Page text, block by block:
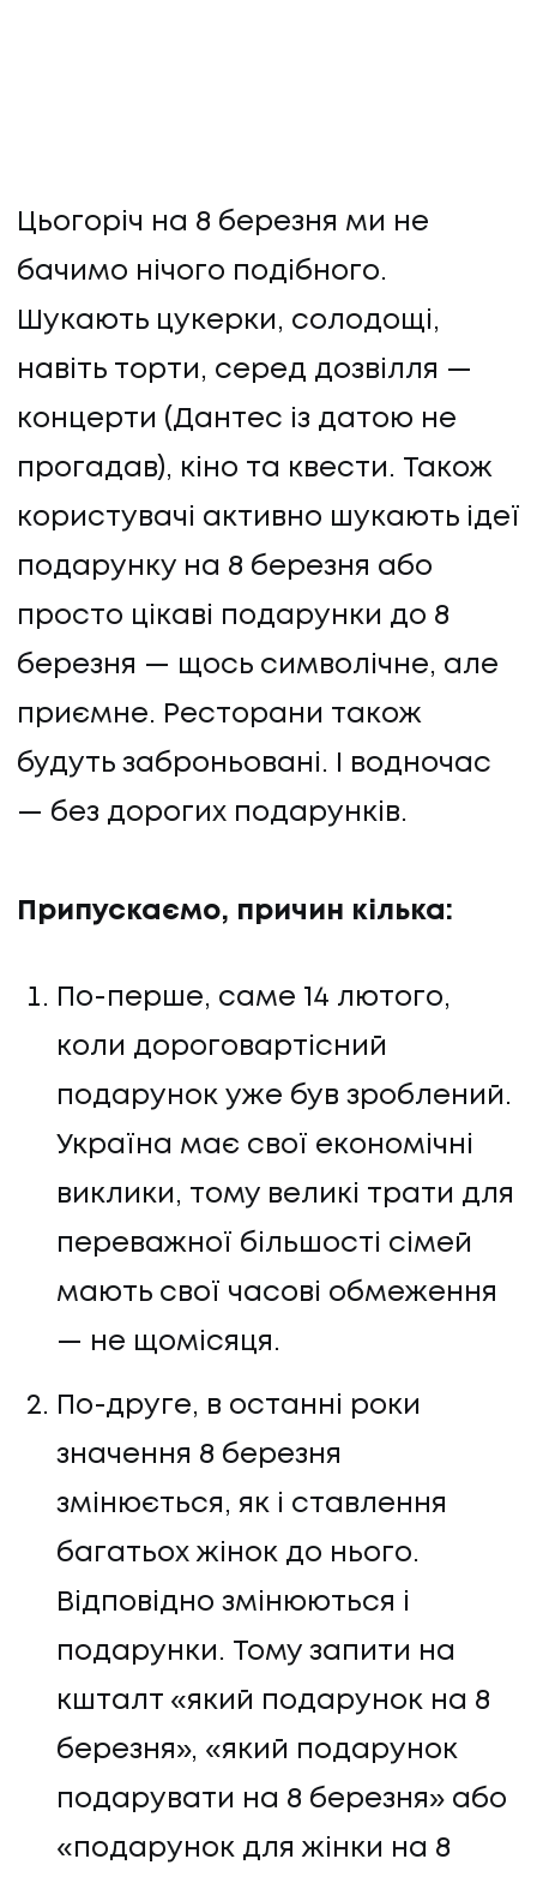
Цьогоріч на 8 березня ми не
бачимо нічого подібного.
Шукають цукерки, солодощі,
навіть торти, серед дозвілля —
концерти (Дантес із датою не
прогадав), кіно та квести. Також
користувачі активно шукають ідеї
подарунку на 8 березня або
просто цікаві подарунки до 8
березня — щось символічне, але
приємне. Ресторани також
будуть заброньовані. І водночас
— без дорогих подарунків.
Припускаємо, причин кілька:
По-перше, саме 14 лютого,
коли дороговартісний
подарунок уже був зроблений.
Україна має свої економічні
виклики, тому великі трати для
переважної більшості сімей
мають свої часові обмеження
— не щомісяця.
По-друге, в останні роки
значення 8 березня
змінюється, як і ставлення
багатьох жінок до нього.
Відповідно змінюються і
подарунки. Тому запити на
кшталт «який подарунок на 8
березня», «який подарунок
подарувати на 8 березня» або
«подарунок для жінки на 8